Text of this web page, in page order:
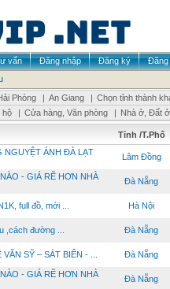
vấn Đăng nhập Đăng ký
Đăng
Phòng | An Giang | Chọn tỉnh thành
hộ | Cửa hàng, Văn phòng | Nhà ở, Đất ở
Tỉnh /T.Phố
NGUYỆT ÁNH ĐÀ LẠT
Lâm Đồng
- GIÁ RẼ HƠN NHÀ
Đà Nẵng
full đồ, mới ... Hà Nội
,cách đường ... Đà Nẵng
SỸ – SÁT BIỂN - ... Đà Nẵng
- GIÁ RẼ HƠN NHÀ
Đà Nẵng